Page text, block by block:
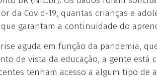
da Covid-19, quantas crianças e
garantam a continuidade do
aguda em função da pandemia,
de vista da educação, a gente está
tenham acesso a algum tipo de